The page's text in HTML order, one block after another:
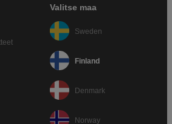
Valitse maa
Sweden
Finland
Denmark
Norway